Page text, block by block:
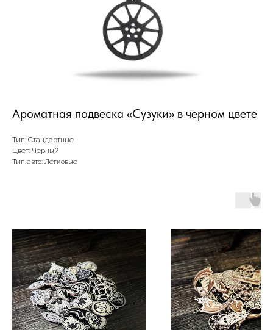
Ароматная подвеска «Сузуки» в черном цвете
Тип: Стандартные
Цвет: Черный
Тип авто: Легковые